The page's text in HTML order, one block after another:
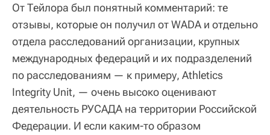
От Тейлора был понятный комментарий: те
отзывы, которые он получил от WADA и отдельно
отдела расследований организации, крупных
международных федераций и их подразделений
по расследованиям — к примеру, Athletics
Integrity Unit, — очень высоко оценивают
деятельность РУСАДА на территории Российской
Федерации. И если каким-то образом